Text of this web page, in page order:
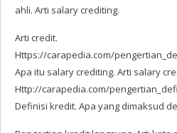
ahli. Arti salary crediting.
Arti credit.
Https://carapedia.com/
Apa itu salary crediting. Arti salary
Http://carapedia.com/
Definisi kredit. Apa yang dimaksud